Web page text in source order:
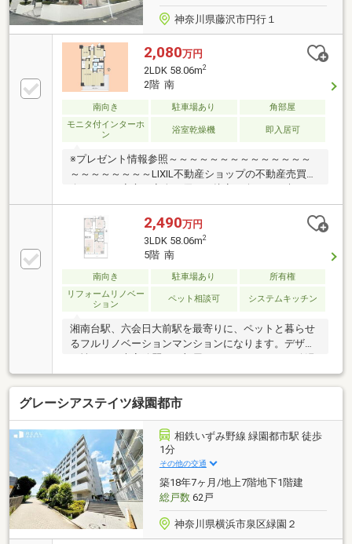
神奈川県藤沢市円行１
2,080万円
2LDK 58.06m2
2階 南
南向き 駐車場あり
角部屋
モニタ付インターホ
ン
浴室乾燥機 即入居可
※プレゼント情報参照～～～～～～～～～～～～～～
～～～～～～～～LIXIL不動産ショップの不動産売買仲
ださい♪他社さんとの違いをご堪能下さいませ！～～
～～～～～～～～～～～～～～～～～～～～≪六会小
学校・六会中学校≫火曜・水曜も営業中！リフォーム
のご相談も無料で承ります。◆ペット飼育可能！◆南
面バルコニー！●ご内見希望・物件所在地の詳細・付
近の物件情報等はコチラまでTEL 046-240-1982
2,490万円
3LDK 58.06m2
5階 南
南向き 駐車場あり
所有権
リフォームリノベー
ション
ペット相談可 システムキッチン
湘南台駅、六会日大前駅を最寄りに、ペットと暮らせ
るフルリノベーションマンションになります。デザイ
ン性のある大変綺麗なお部屋となっております。給湯
機も新規交換により追炊付など最新設備を導入。南東
角部屋につき、陽当たり・風通し・眺望良好。
グレーシアステイツ緑園都市
相鉄いずみ野線 緑園都市駅 徒歩
1分
その他の交通
築18年7ヶ月/地上7階地下1階建
総戸数62戸
神奈川県横浜市泉区緑園２